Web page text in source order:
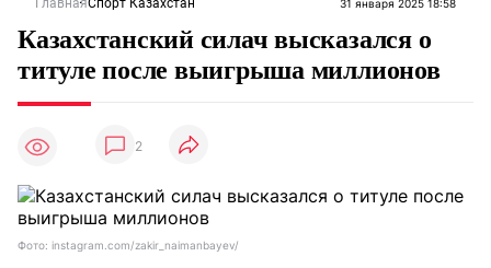
ГлавнаяСпорт Казахстан 31 января 2025 18:58
Казахстанский силач высказался о
титуле после выигрыша миллионов
2
Фото: instagram.com/zakir_naimanbayev/